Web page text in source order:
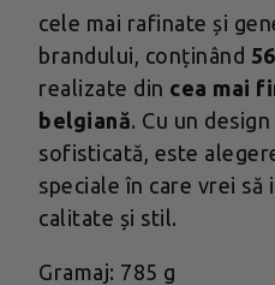
cele mai rafinate și
brandului, conținând
realizate din cea mai
belgiană. Cu un
sofisticată, este
speciale în care vrei să
calitate și stil.
Gramaj: 785 g